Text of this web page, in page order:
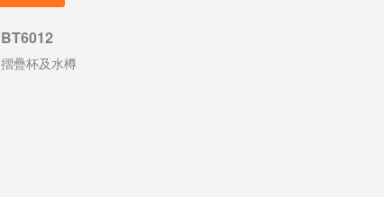
BT6012
摺疊杯及水樽